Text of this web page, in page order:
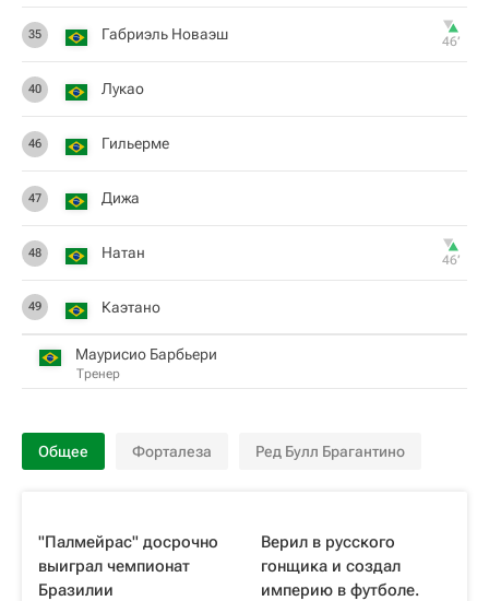
35 Габриэль Новаэш 46‎’‎
40 Лукао
46 Гильерме
47 Дижа
48 Натан 46‎’‎
49 Каэтано
Маурисио Барбьери
Тренер
Общее Форталеза Ред Булл Брагантино
"Палмейрас" досрочно
выиграл чемпионат
Бразилии
Верил в русского
гонщика и создал
империю в футболе.